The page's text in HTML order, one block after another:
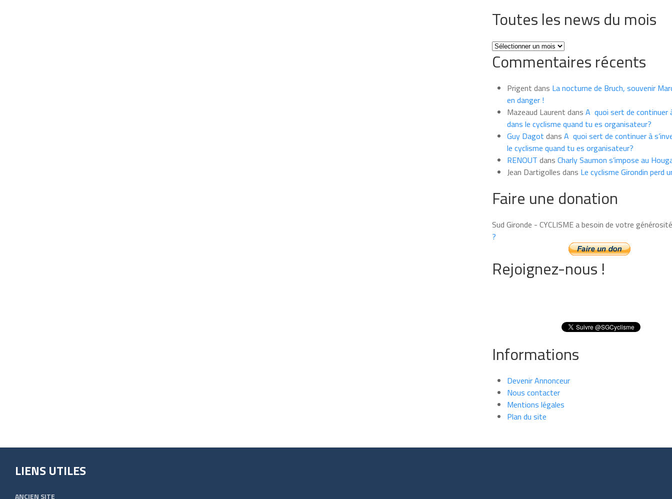
Toutes les news du mois
Toutes
les
news
mois
Commentaires récents
Prigent dans La nocturne de Bruch, souvenir
en danger !
Mazeaud Laurent dans A quoi sert de continuer
dans le cyclisme quand tu es organisateur?
Guy Dagot dans A quoi sert de continuer à
le cyclisme quand tu es organisateur?
RENOUT dans Charly Saumon s’impose au
Jean Dartigolles dans Le cyclisme Girondin perd
Faire une donation
Sud Gironde - CYCLISME a besoin de votre
?
Rejoignez-nous !
Informations
Devenir Annonceur
Nous contacter
Mentions légales
Plan du site
LIENS UTILES
ANCIEN SITE